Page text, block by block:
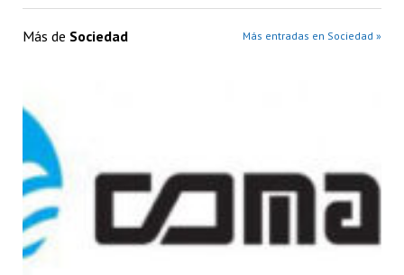
Más de Sociedad Más entradas en Sociedad »